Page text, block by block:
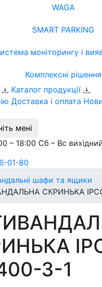
WAGA
SMART PARKING
моніторингу і
Комплексні рішення
Каталог продукції
Доставка і оплата
мені
– 18:00 Сб – Вс
01-80
шафи та ящики
СКРИНЬКА
З-1